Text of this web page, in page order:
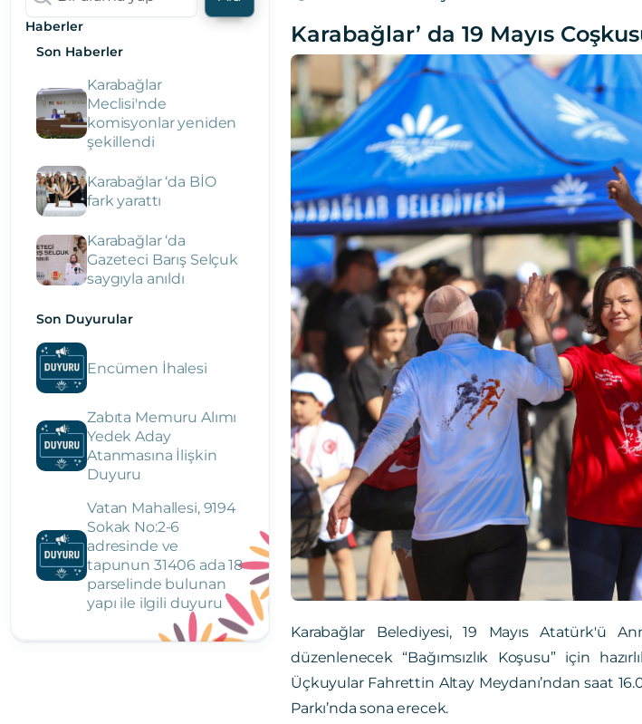
Haberler
Son Haberler
Karabağlar
Meclisi'nde
komisyonlar yeniden
şekillendi
Karabağlar ‘da BİO
fark yarattı
Karabağlar ‘da
Gazeteci Barış Selçuk
saygıyla anıldı
Son Duyurular
Encümen İhalesi
Zabıta Memuru Alımı
Yedek Aday
Atanmasına İlişkin
Duyuru
Vatan Mahallesi, 9194
Sokak No:2-6
adresinde ve
tapunun 31406 ada 18
parselinde bulunan
yapı ile ilgili duyuru
Karabağlar’ da 19 Mayıs
Karabağlar Belediyesi, 19 Mayıs Atatürk'ü
düzenlenecek “Bağımsızlık Koşusu” için
Üçkuyular Fahrettin Altay Meydanı’ndan saat
Parkı’nda sona erecek.